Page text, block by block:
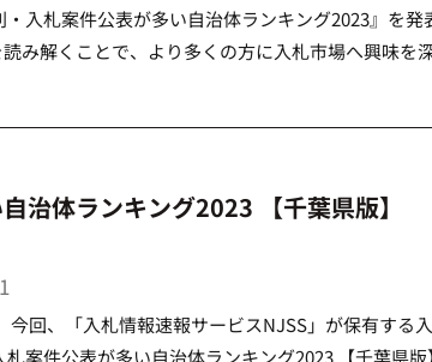
入札案件公表が多い自治体ランキング2023』を発
み解くことで、より多くの方に入札市場へ興味を
治体ランキング2023 【千葉県版】
今回、「入札情報速報サービスNJSS」が保有する
案件公表が多い自治体ランキング2023 【千葉県